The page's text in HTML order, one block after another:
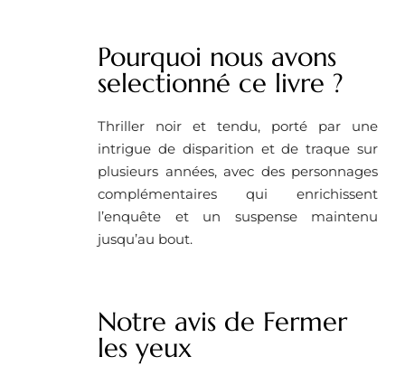
Pourquoi nous avons
selectionné ce livre ?
Thriller noir et tendu, porté par une
intrigue de disparition et de traque sur
plusieurs années, avec des personnages
complémentaires qui enrichissent
l’enquête et un suspense maintenu
jusqu’au bout.
Notre avis de Fermer
les yeux